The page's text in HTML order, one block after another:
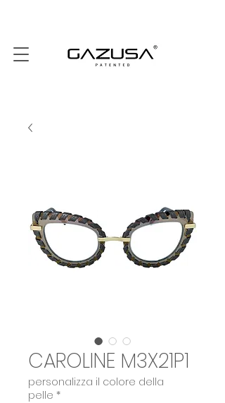
CAROLINE M3X21P1
personalizza il colore della
pelle *